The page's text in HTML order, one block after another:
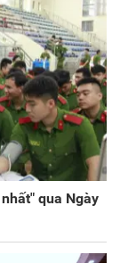
qua Ngày